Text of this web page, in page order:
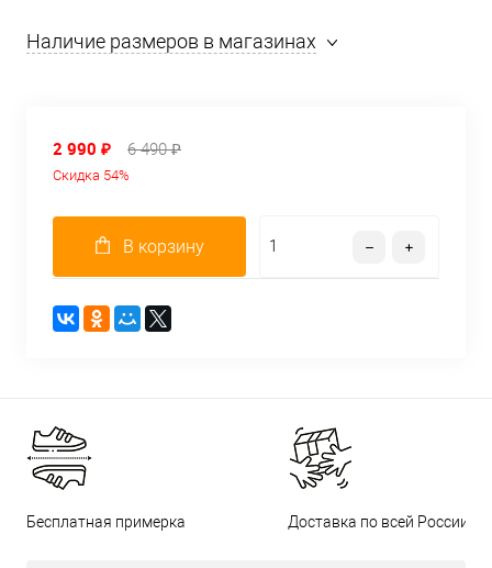
Наличие размеров в магазинах
2 990 ₽ 6 490 ₽
Скидка 54%
В корзину
Бесплатная примерка Доставка по всей России